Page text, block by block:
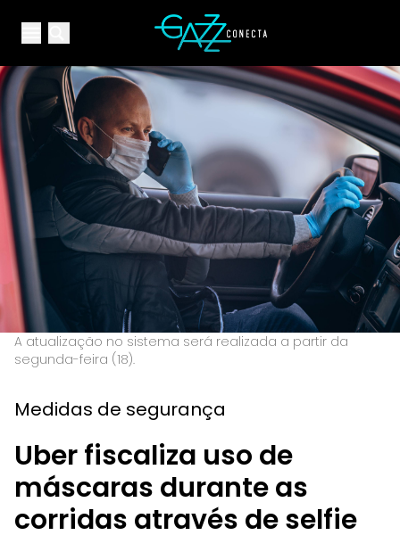
Open main menuYour Company
A atualização no sistema será realizada a partir da
segunda-feira (18).
Medidas de segurança
Uber fiscaliza uso de
máscaras durante as
corridas através de selfie